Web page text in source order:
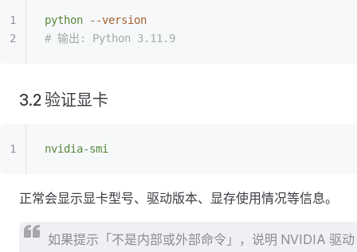
python --version
# 输出: Python 3.11.9
3.2 验证显卡
nvidia-smi
正常会显示显卡型号、驱动版本、显存使用情况等信息。
如果提示「不是内部或外部命令」，说明 NVIDIA 驱动